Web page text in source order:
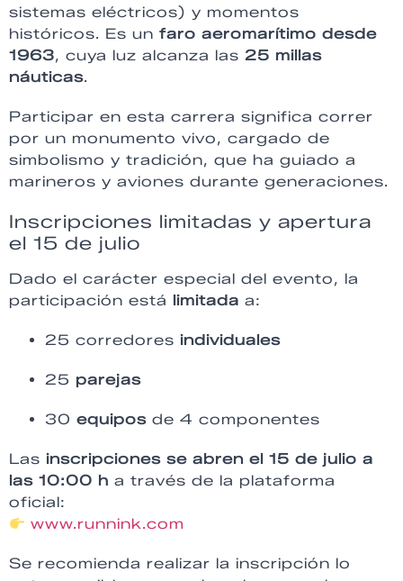
sistemas eléctricos) y momentos
históricos. Es un faro aeromarítimo desde
1963, cuya luz alcanza las 25 millas
náuticas.
Participar en esta carrera significa correr
por un monumento vivo, cargado de
simbolismo y tradición, que ha guiado a
marineros y aviones durante generaciones.
Inscripciones limitadas y apertura
el 15 de julio
Dado el carácter especial del evento, la
participación está limitada a:
25 corredores individuales
25 parejas
30 equipos de 4 componentes
Las inscripciones se abren el 15 de julio a
las 10:00 h a través de la plataforma
oficial:
www.runnink.com
Se recomienda realizar la inscripción lo